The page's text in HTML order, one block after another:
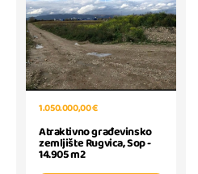
1.050.000,00 €
Atraktivno građevinsko
zemljište Rugvica, Sop -
14.905 m2